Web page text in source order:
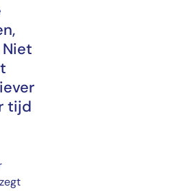
tijd